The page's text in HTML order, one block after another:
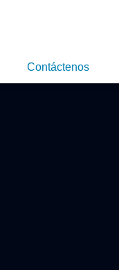
Contáctenos